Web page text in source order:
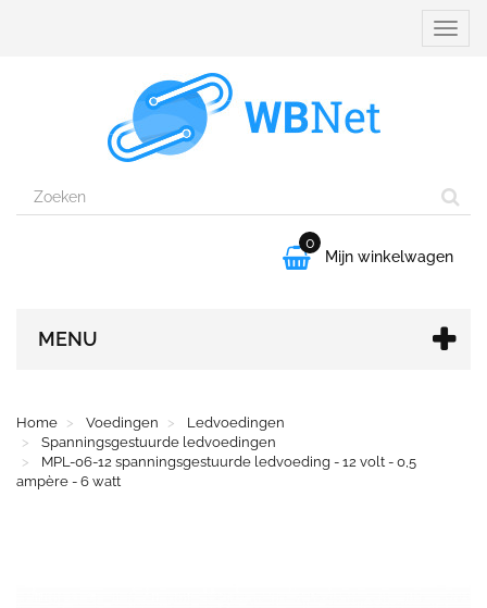

0
Mijn winkelwagen
MENU
Home Voedingen
Ledvoedingen
Spanningsgestuurde ledvoedingen
MPL-06-12 spanningsgestuurde ledvoeding - 12 volt - 0,5
ampère - 6 watt